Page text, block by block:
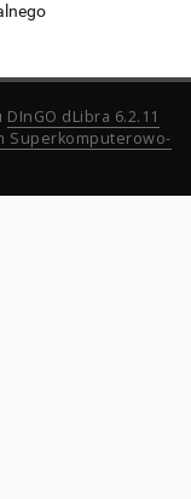
DInGO dLibra 6.2.11
Superkomputerowo-